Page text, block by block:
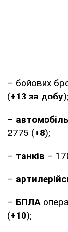
– бойових
(+13 за добу);
–
2775 (+8);
– танків ‒
–
– БПЛА
(+10);